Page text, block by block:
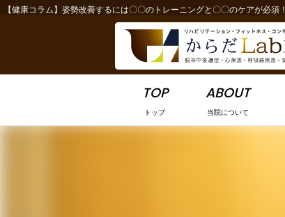
【健康コラム】姿勢改善するには〇〇のトレーニングと〇〇のケアが必須！
TOP
トップ
ABOUT
当院について